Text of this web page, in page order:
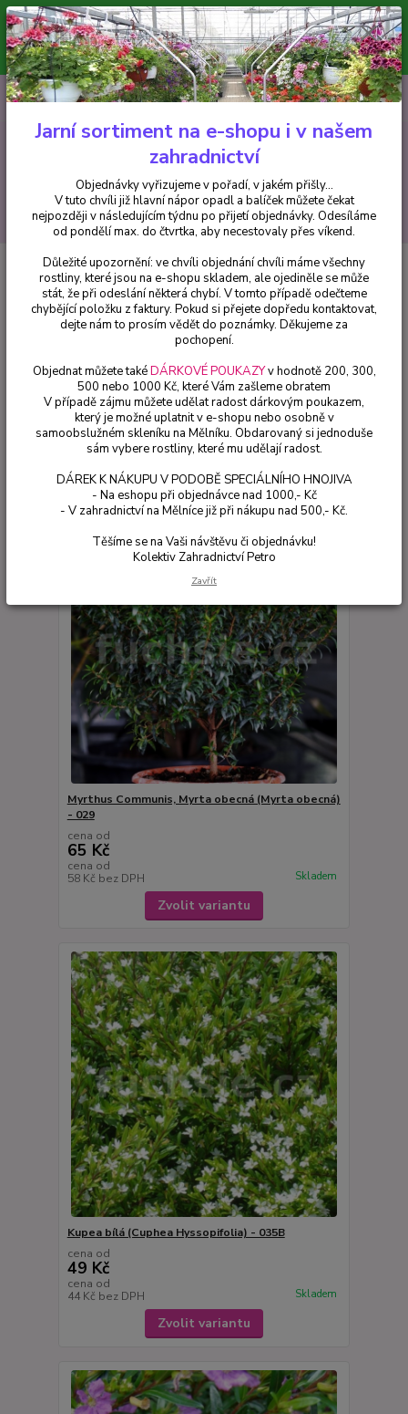
Minimální hodnota pro odeslání z e-shopu je 300 Kč.
V tuto chvíli již hlavní nápor objednávek opadl a balíček můžete čekat
nejpozději v následujícím týdnu po přijetí objednávky. Objednávky
vyřizujeme v pořadí, v jakém přišly...
CZK
Hledat
+420 602 223 614 0ks
za0 Kč
Balkónové rostliny Cuphea
Cuphea
Upřesnit parametry
Nejnovější Nejlevnější Nejdražší
Zobrazuji 1-4 z 4
strana z 1
Myrthus Communis, Myrta obecná (Myrta obecná)
- 029
cena od
65 Kč
cena od
58 Kč bez DPH Skladem
Zvolit variantu
Kupea bílá (Cuphea Hyssopifolia) - 035B
cena od
49 Kč
cena od
44 Kč bez DPH Skladem
Zvolit variantu
Jarní sortiment na e-shopu i v našem
zahradnictví
Objednávky vyřizujeme v pořadí, v jakém přišly...
V tuto chvíli již hlavní nápor opadl a balíček můžete čekat
nejpozději v následujícím týdnu po přijetí objednávky. Odesíláme
od pondělí max. do čtvrtka, aby necestovaly přes víkend.
Důležité upozornění: ve chvíli objednání chvíli máme všechny
rostliny, které jsou na e-shopu skladem, ale ojediněle se může
stát, že při odeslání některá chybí. V tomto případě odečteme
chybějící položku z faktury. Pokud si přejete dopředu kontaktovat,
dejte nám to prosím vědět do poznámky. Děkujeme za
pochopení.
Objednat můžete takéDÁRKOVÉ POUKAZYv hodnotě 200, 300,
500 nebo 1000 Kč, které Vám zašleme obratem
V případě zájmu můžete udělat radost dárkovým poukazem,
který je možné uplatnit v e-shopu nebo osobně v
samoobslužném skleníku na Mělníku. Obdarovaný si jednoduše
sám vybere rostliny, které mu udělají radost.
DÁREK K NÁKUPU V PODOBĚ SPECIÁLNÍHO HNOJIVA
- Na eshopu při objednávce nad 1000,- Kč
- V zahradnictví na Mělníce již při nákupu nad 500,- Kč.
Těšíme se na Vaši návštěvu či objednávku!
Kolektiv Zahradnictví Petro
Zavřít